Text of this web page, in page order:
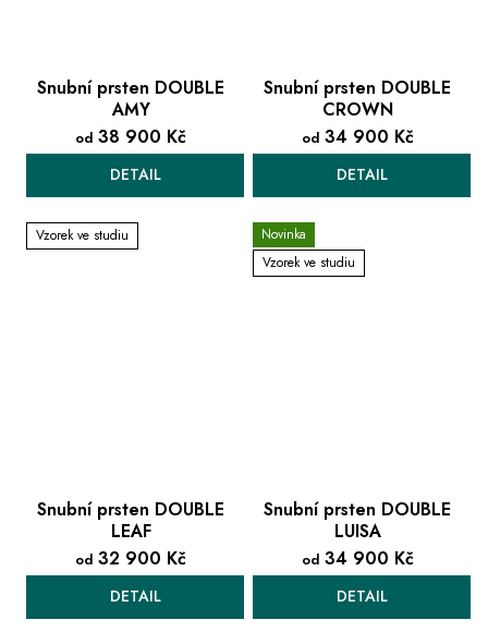
Snubní prsten DOUBLE
AMY
od 38 900 Kč
DETAIL
Snubní prsten DOUBLE
CROWN
od34 900 Kč
DETAIL
Vzorek ve studiu
Snubní prsten DOUBLE
LEAF
od 32 900 Kč
DETAIL
Novinka
Vzorek ve studiu
Snubní prsten DOUBLE
LUISA
od34 900 Kč
DETAIL